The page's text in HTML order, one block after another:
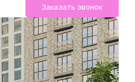
Заказать звонок